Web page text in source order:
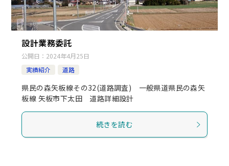
設計業務委託
公開日： 2024年4月25日
実績紹介
道路
県民の森矢板線その32(道路調査) 一般県道県民の森矢
板線 矢板市下太田 道路詳細設計
続きを読む